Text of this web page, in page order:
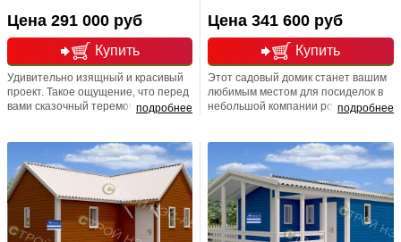
Купить
Цена 291 000 руб
подробнее
Удивительно изящный и красивый
проект. Такое ощущение, что перед
вами сказочный теремок. От этого
о том, что иметь его на участке - это
настоящее удовольствие!
Изюминкой проекта является
открытая терраса. Именно она
придаёт легкость и изящество.
Купить
Цена 341 600 руб
подробнее
Этот садовый домик станет вашим
любимым местом для посиделок в
небольшой компании родных и
уединиться и насладиться видами
деревенской и загородной
природы. Очаровательный дом
будет отлично смотреться как на
большом, так и маленьком участке.